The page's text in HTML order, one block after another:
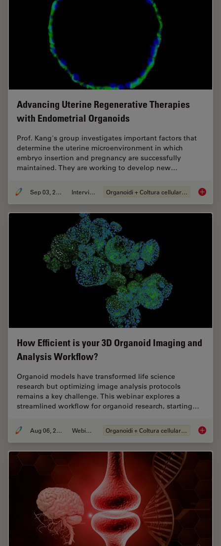
Advancing Uterine Regenerative Therapies
with Endometrial Organoids
Prof. Kang's group investigates important factors that
determine the uterine microenvironment in which
embryo insertion and pregnancy are successfully
maintained. They are working to develop new…
Sep 03, 2024 Intervista Organoidi + Coltura cellulare 3D
How Efficient is your 3D Organoid Imaging and
Analysis Workflow?
Organoid models have transformed life science
research but optimizing image analysis protocols
remains a key challenge. This webinar explores a
streamlined workflow for organoid research, starting…
Aug 06, 2024 Webinar: Organoidi + Coltura cellulare 3D How